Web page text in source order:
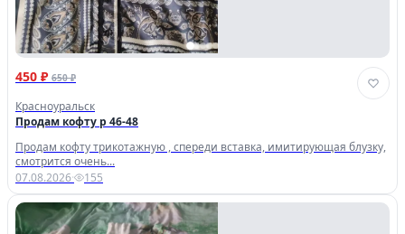
450 ₽ 650 ₽
Красноуральск
Продам кофту р 46-48
Продам кофту трикотажную , спереди вставка, имитирующая блузку,
смотрится очень...
07.08.2026· 155